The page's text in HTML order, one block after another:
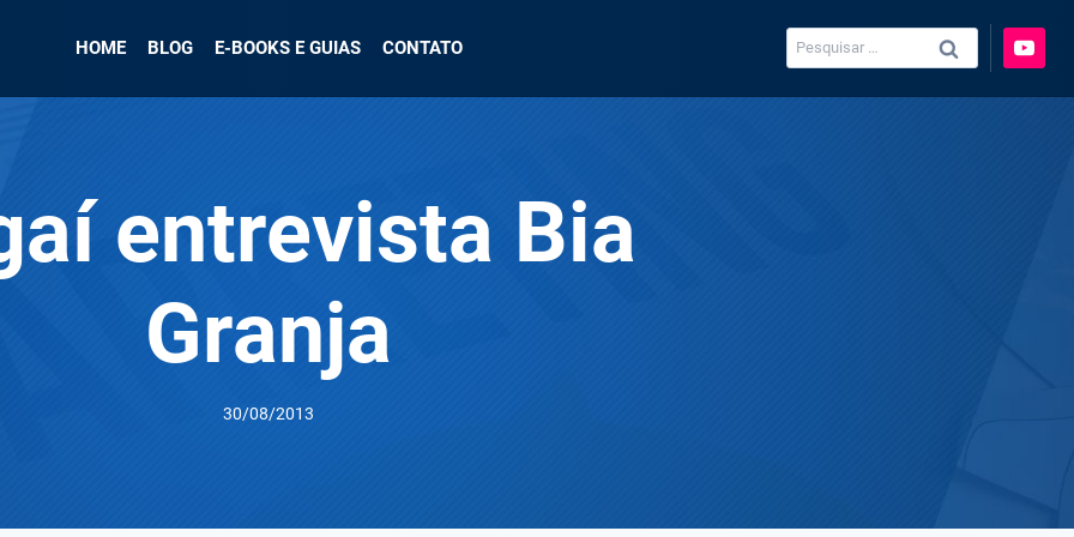
HOME BLOG E-BOOKS E GUIAS CONTATO
Pesquisar
por:
entrevista Bia
Granja
30/08/2013